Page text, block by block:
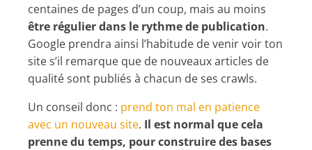
centaines de pages d’un coup, mais au moins
être régulier dans le rythme de publication.
Google prendra ainsi l’habitude de venir voir ton
site s’il remarque que de nouveaux articles de
qualité sont publiés à chacun de ses crawls.
Un conseil donc : prend ton mal en patience
avec un nouveau site. Il est normal que cela
prenne du temps, pour construire des bases